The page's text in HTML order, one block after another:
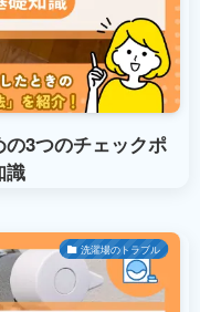
3つのチェックポ
識
洗濯場のトラブル